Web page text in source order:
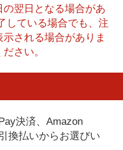
翌日となる場合があ
している場合でも、注
される場合がありま
さい。
決済、Amazon
換払いからお選びい